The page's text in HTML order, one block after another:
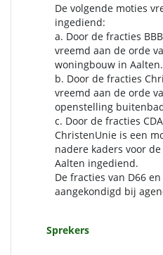
De volgende moties
ingediend:
a. Door de fracties
vreemd aan de orde
woningbouw in Aalten.
b. Door de fracties
vreemd aan de orde
openstelling
c. Door de fracties
ChristenUnie is een
nadere kaders voor
Aalten ingediend.
De fracties van D66
aangekondigd bij
Sprekers